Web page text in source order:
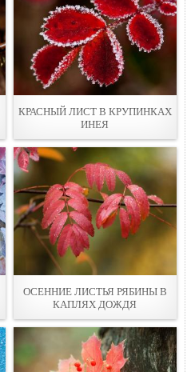
КРАСНЫЙ ЛИСТ В КРУПИНКАХ
ИНЕЯ
ОСЕННИЕ ЛИСТЬЯ РЯБИНЫ В
КАПЛЯХ ДОЖДЯ